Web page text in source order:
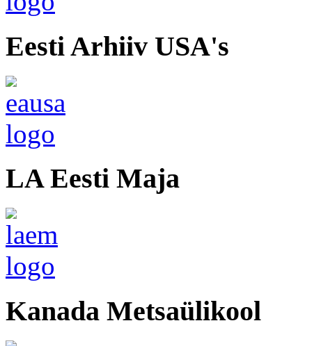
Eesti Arhiiv USA's
LA Eesti Maja
Kanada Metsaülikool